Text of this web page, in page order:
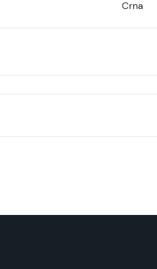
Crna